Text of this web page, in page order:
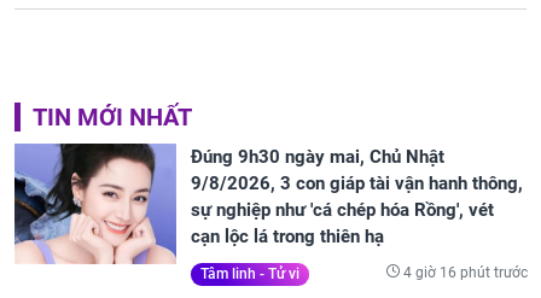
TIN MỚI NHẤT
Đúng 9h30 ngày mai, Chủ Nhật
9/8/2026, 3 con giáp tài vận hanh thông,
sự nghiệp như 'cá chép hóa Rồng', vét
cạn lộc lá trong thiên hạ
Tâm linh - Tử vi 4 giờ 16 phút trước